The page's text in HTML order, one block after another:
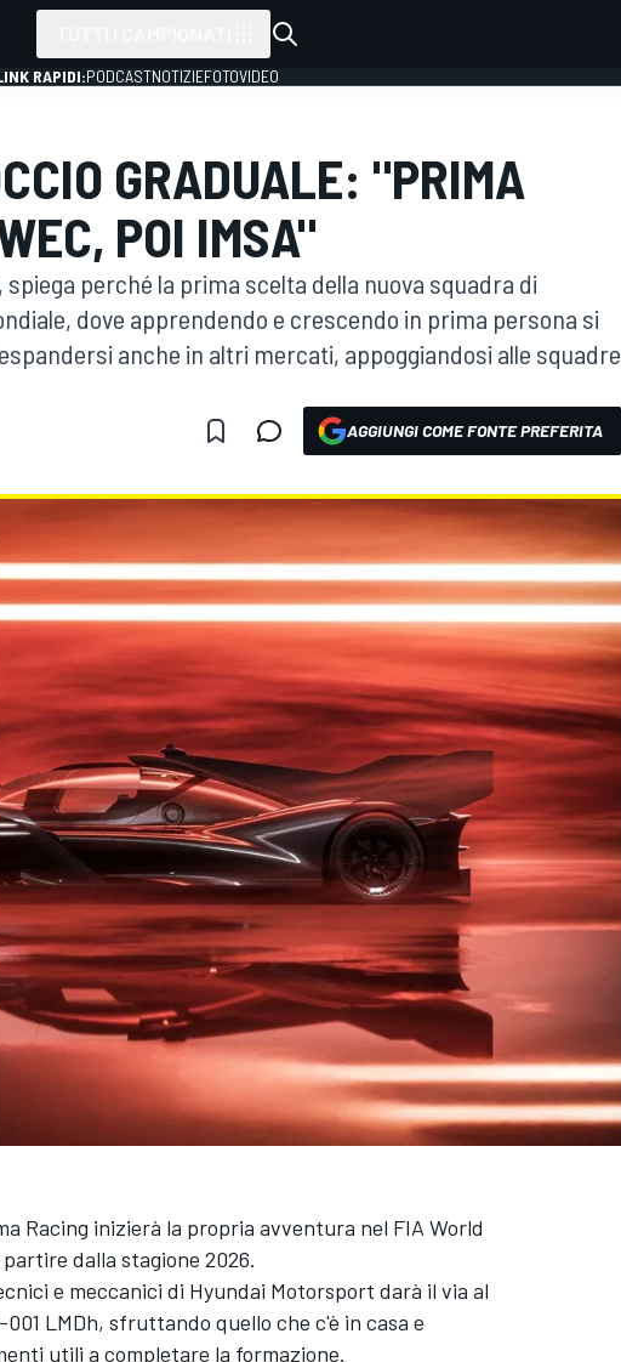
RAPIDI:PODCASTNOTIZIEFOTOVIDEO
GRADUALE: "PRIMA
POI IMSA"
spiega perché la prima scelta della nuova squadra di
dove apprendendo e crescendo in prima persona si
anche in altri mercati, appoggiandosi alle squadre
AGGIUNGI COME FONTE PREFERITA
Racing inizierà la propria avventura nel FIA World
dalla stagione 2026.
e meccanici di Hyundai Motorsport darà il via al
LMDh, sfruttando quello che c'è in casa e
utili a completare la formazione.